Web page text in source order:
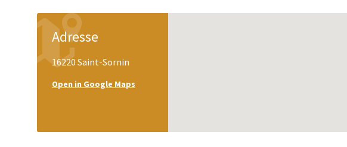
Adresse
16220 Saint-Sornin
Open in Google Maps